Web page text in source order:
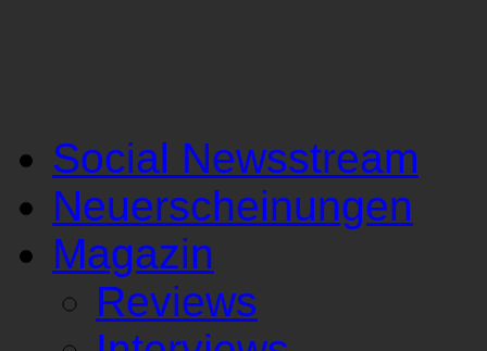
Social Newsstream
Neuerscheinungen
Magazin
Reviews